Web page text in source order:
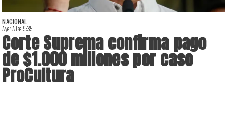
NACIONAL
Ayer A Las 9:35
Corte Suprema confirma pago
de $1.000 millones por caso
ProCultura